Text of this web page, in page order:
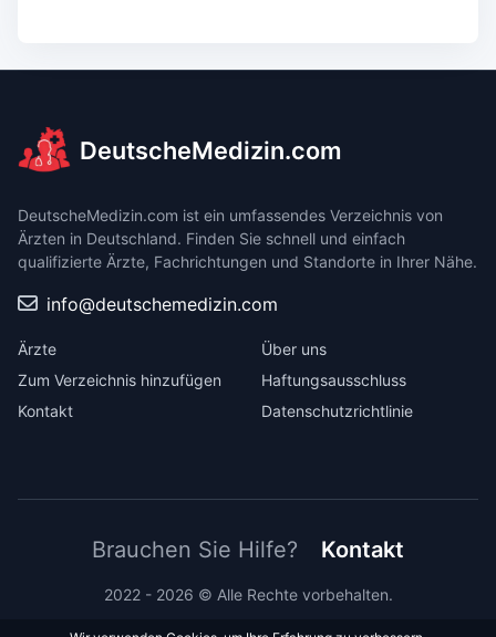
DeutscheMedizin.com
DeutscheMedizin.com ist ein umfassendes Verzeichnis von
Ärzten in Deutschland. Finden Sie schnell und einfach
qualifizierte Ärzte, Fachrichtungen und Standorte in Ihrer Nähe.
info@deutschemedizin.com
Ärzte
Zum Verzeichnis hinzufügen
Kontakt
Über uns
Haftungsausschluss
Datenschutzrichtlinie
Brauchen Sie Hilfe? Kontakt
2022 - 2026 © Alle Rechte vorbehalten.